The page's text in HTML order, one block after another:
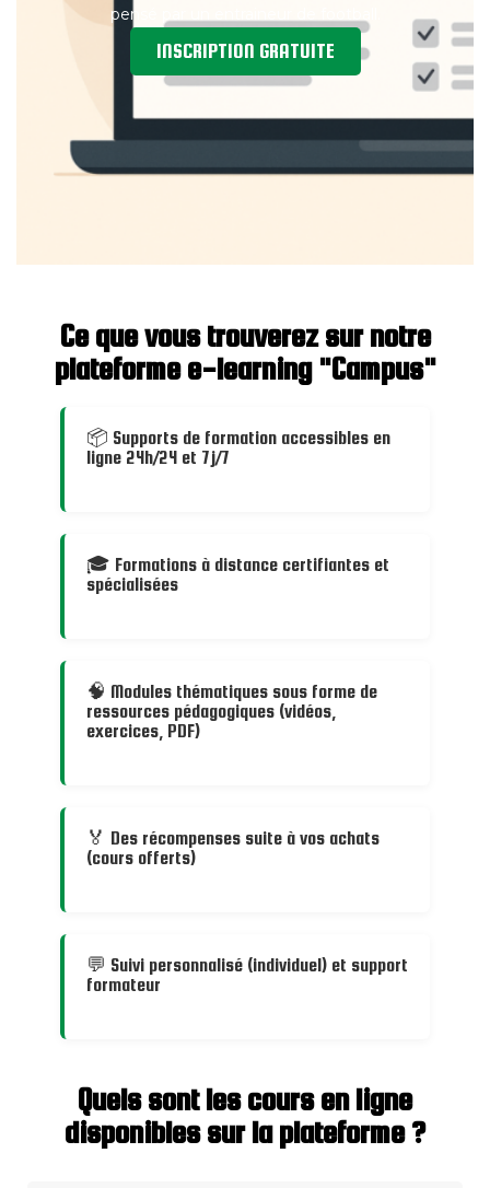
pensé par un entraineur de football.
INSCRIPTION GRATUITE
Ce que vous trouverez sur notre
plateforme e-learning "Campus"
📦 Supports de formation accessibles en
ligne 24h/24 et 7j/7
🎓 Formations à distance certifiantes et
spécialisées
🧠 Modules thématiques sous forme de
ressources pédagogiques (vidéos,
exercices, PDF)
🏅 Des récompenses suite à vos achats
(cours offerts)
💬 Suivi personnalisé (individuel) et support
formateur
Quels sont les cours en ligne
disponibles sur la plateforme ?